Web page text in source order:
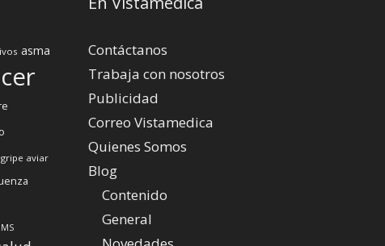
asma
gripe aviar
Contáctanos
Trabaja con nosotros
Publicidad
Correo Vistamedica
Quienes Somos
Blog
Contenido
General